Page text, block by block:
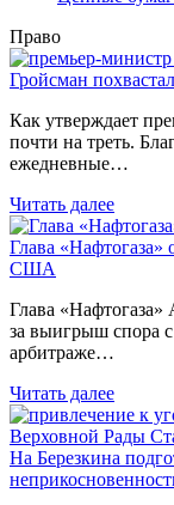
Право
Гройсман
Как утверждает
почти на треть.
ежедневные…
Читать далее
Глава
США
Глава
за выигрыш спора
арбитраже…
Читать далее
На Березкина